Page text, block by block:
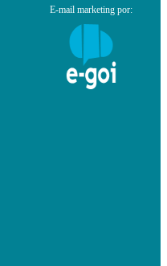
E-mail marketing por: